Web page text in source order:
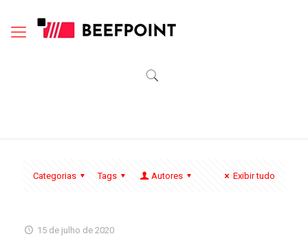
Categorias Tags Autores Exibir tudo
15 de julho de 2020